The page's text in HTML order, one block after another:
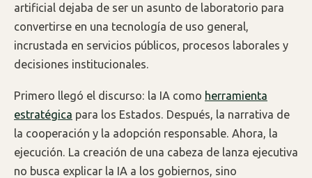
artificial dejaba de ser un asunto de laboratorio para
convertirse en una tecnología de uso general,
incrustada en servicios públicos, procesos laborales y
decisiones institucionales.
Primero llegó el discurso: la IA como herramienta
estratégica para los Estados. Después, la narrativa de
la cooperación y la adopción responsable. Ahora, la
ejecución. La creación de una cabeza de lanza ejecutiva
no busca explicar la IA a los gobiernos, sino